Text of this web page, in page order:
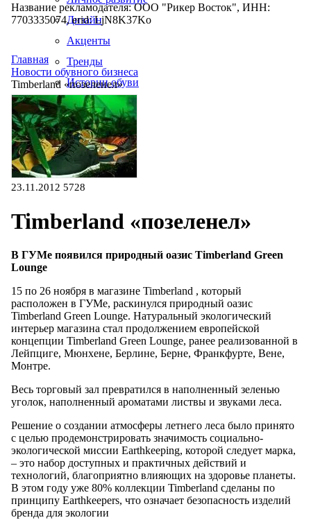
Дизайн
Акценты
Тренды
Истории обуви
Производство
Название рекламодателя: ООО "Рикер Восток", ИНН:
7703335074, erid: LjN8K37Ko
Главная
Новости обувного бизнеса
Timberland «позеленел»
23.11.2012 5728
Timberland «позеленел»
В ГУМе появился природный оазис Timberland Green
Lounge
15 по 26 ноября в магазине Timberland , который
расположен в ГУМе, раскинулся природный оазис
Timberland Green Lounge. Натуральный экологический
интерьер магазина стал продолжением европейской
концепции Timberland Green Lounge, ранее реализованной в
Лейпциге, Мюнхене, Берлине, Берне, Франкфурте, Вене,
Монтре.
Весь торговый зал превратился в наполненный зеленью
уголок, наполненный ароматами листвы и звуками леса.
Решение о создании атмосферы летнего леса было принято
с целью продемонстрировать значимость социально-
экологической миссии Earthkeeping, которой следует марка,
– это набор доступных и практичных действий и
технологий, благоприятно влияющих на здоровье планеты.
В этом году уже 80% коллекции Timberland сделаны по
принципу Earthkeepers, что означает безопасность изделий
бренда для экологии